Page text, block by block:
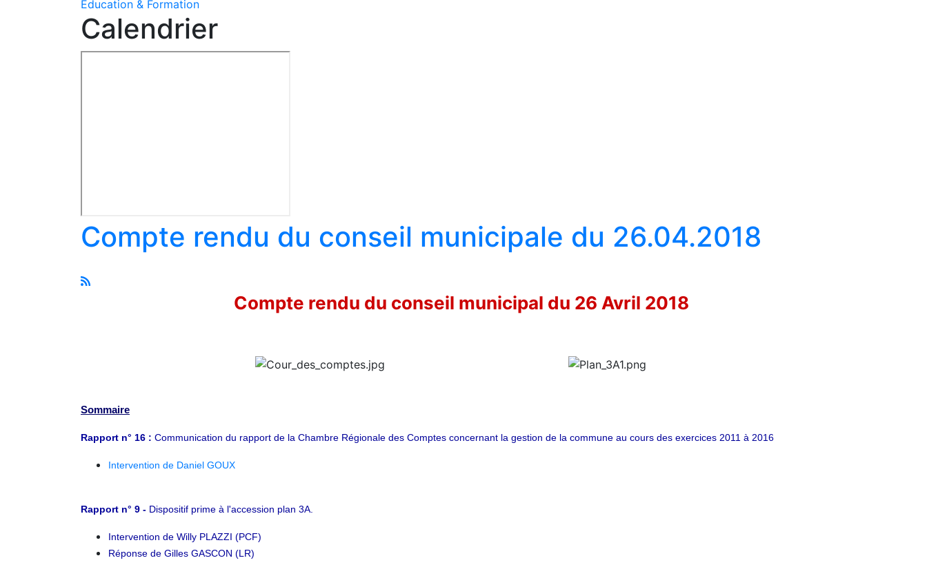
Education & Formation
Calendrier
Compte rendu du conseil municipale du 26.04.2018
Compte rendu du conseil municipal du 26 Avril 2018
Sommaire
Rapport n° 16 : Communication du rapport de la Chambre Régionale des Comptes concernant la gestion de la commune au cours des exercices 2011 à 2016
Intervention de Daniel GOUX
Rapport n° 9 - Dispositif prime à l'accession plan 3A.
Intervention de Willy PLAZZI (PCF)
Réponse de Gilles GASCON (LR)